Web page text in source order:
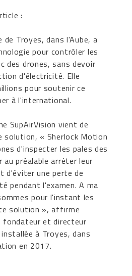
:
de Troyes, dans l'Aube, a
pour contrôler les
des drones, sans devoir
d'électricité. Elle
pour soutenir ce
à l'international.
SupAirVision vient de
solution, « Sherlock Motion
d'inspecter les pales des
au préalable arrêter leur
d'éviter une perte de
pendant l'examen. A ma
pour l'instant les
solution », affirme
fondateur et directeur
à Troyes, dans
en 2017.